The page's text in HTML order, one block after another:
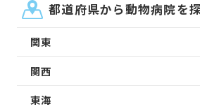
都道府県から動物病院を
関東
関西
東海